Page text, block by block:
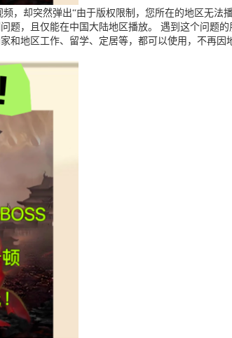
，却突然弹出“由于版权限制，您所在的地区无法
，且仅能在中国大陆地区播放。 遇到这个问题
地区工作、留学、定居等，都可以使用，不再因